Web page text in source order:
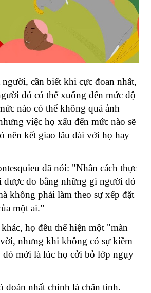
cần biết khi cực đoan nhất,
đó có thể xuống đến mức độ
nào có thể không quá ảnh
việc họ xấu đến mức nào sẽ
nên kết giao lâu dài với họ hay
đã nói: "Nhân cách thực
được đo bằng những gì người đó
không phải làm theo sự xếp đặt
một ai.”
họ đều thể hiện một "màn
nhưng khi không có sự kiềm
đó mới là lúc họ cởi bỏ lớp ngụy
đoán nhất chính là chân tình.